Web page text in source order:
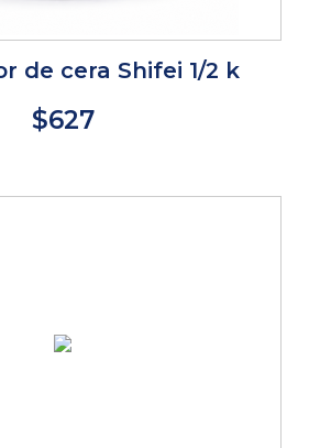
de cera Shifei 1/2 k
$627